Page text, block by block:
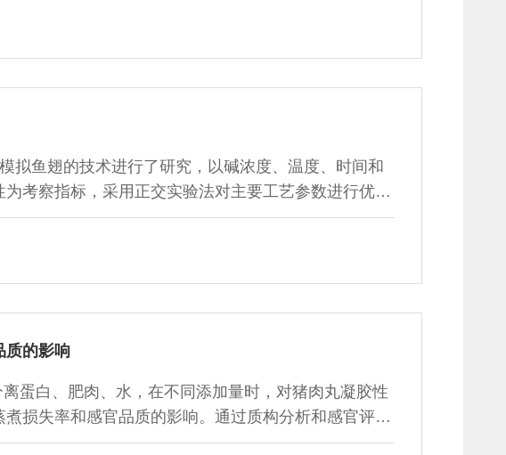
米比为1.5:1；通过正交试验，借助因子分析和极差分
拟鱼翅的技术进行了研究，以碱浓度、温度、时间和
考察指标，采用正交实验法对主要工艺参数进行优
制备，最佳取翅工艺为：温度45℃，料液比1:25，碱
工艺为：冰乙酸浓度0.125mol/L，温度45℃，时间
质的影响
蛋白、肥肉、水，在不同添加量时，对猪肉丸凝胶性
损失率和感官品质的影响。通过质构分析和感官评
猪肉丸的硬度、弹性、黏聚性、咀嚼性、蒸煮损失率